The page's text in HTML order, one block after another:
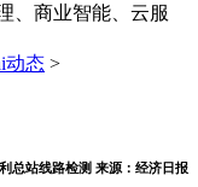
、商业智能、云服
动态 >
总站线路检测 来源： 经济日报